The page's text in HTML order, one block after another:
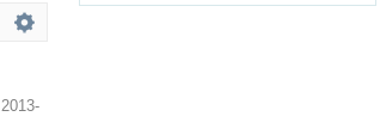
2013-